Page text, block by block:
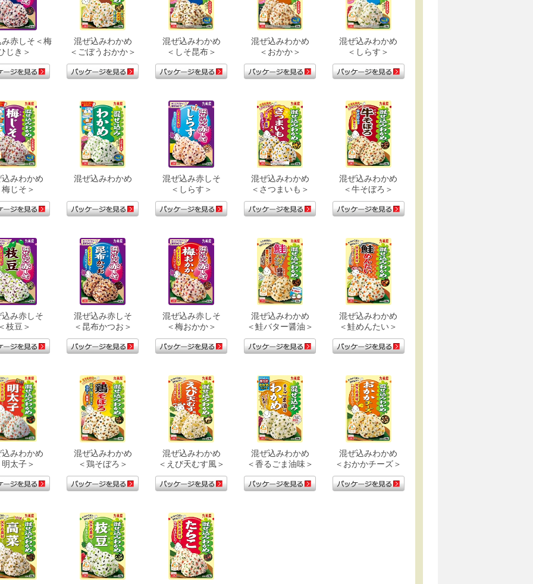
赤しそ＜梅
じき＞
混ぜ込みわかめ
＜ごぼうおかか＞
混ぜ込みわかめ
＜しそ昆布＞
混ぜ込みわかめ
＜おかか＞
混ぜ込みわかめ
＜しらす＞
みわかめ
じそ＞
混ぜ込みわかめ
混ぜ込み赤しそ
＜しらす＞
混ぜ込みわかめ
＜さつまいも＞
混ぜ込みわかめ
＜牛そぼろ＞
み赤しそ
枝豆＞
混ぜ込み赤しそ
＜昆布かつお＞
混ぜ込み赤しそ
＜梅おかか＞
混ぜ込みわかめ
＜鮭バター醤油＞
混ぜ込みわかめ
＜鮭めんたい＞
みわかめ
太子＞
混ぜ込みわかめ
＜鶏そぼろ＞
混ぜ込みわかめ
＜えび天むす風＞
混ぜ込みわかめ
＜香るごま油味＞
混ぜ込みわかめ
＜おかかチーズ＞